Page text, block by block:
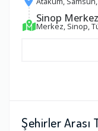
Sinop Merkez
Merkez, Sinop,
Şehirler Arası